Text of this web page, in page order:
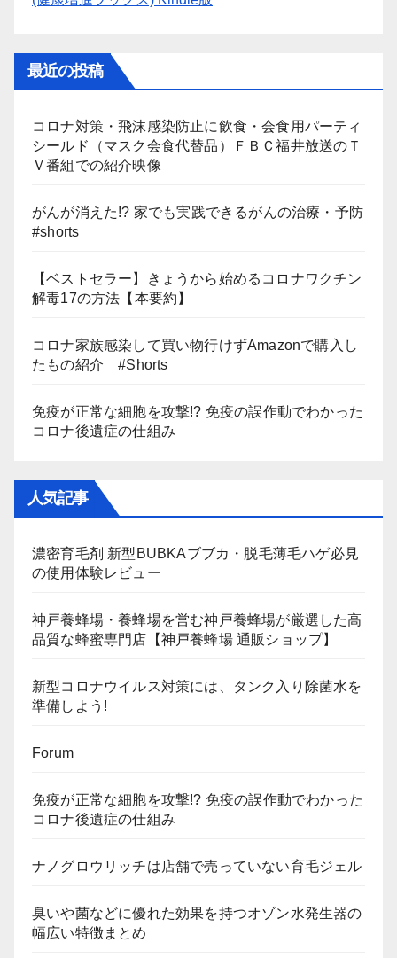
最近の投稿
コロナ対策・飛沫感染防止に飲食・会食用パーティ
シールド（マスク会食代替品）ＦＢＣ福井放送のＴ
Ｖ番組での紹介映像
がんが消えた!? 家でも実践できるがんの治療・予防
#shorts
【ベストセラー】きょうから始めるコロナワクチン
解毒17の方法【本要約】
コロナ家族感染して買い物行けずAmazonで購入し
たもの紹介 #Shorts
免疫が正常な細胞を攻撃!? 免疫の誤作動でわかった
コロナ後遺症の仕組み
人気記事
濃密育毛剤 新型BUBKAブブカ・脱毛薄毛ハゲ必見
の使用体験レビュー
神戸養蜂場・養蜂場を営む神戸養蜂場が厳選した高
品質な蜂蜜専門店【神戸養蜂場 通販ショップ】
新型コロナウイルス対策には、タンク入り除菌水を
準備しよう!
Forum
免疫が正常な細胞を攻撃!? 免疫の誤作動でわかった
コロナ後遺症の仕組み
ナノグロウリッチは店舗で売っていない育毛ジェル
臭いや菌などに優れた効果を持つオゾン水発生器の
幅広い特徴まとめ